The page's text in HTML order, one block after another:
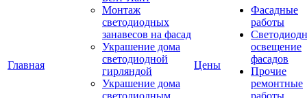
Главная
Монтаж
светодиодных
занавесов на фасад
Украшение дома
светодиодной
гирляндой
Украшение дома
светодиодным
Цены
Фасадные
работы
освещение
фасадов
Прочие
ремонтные
работы